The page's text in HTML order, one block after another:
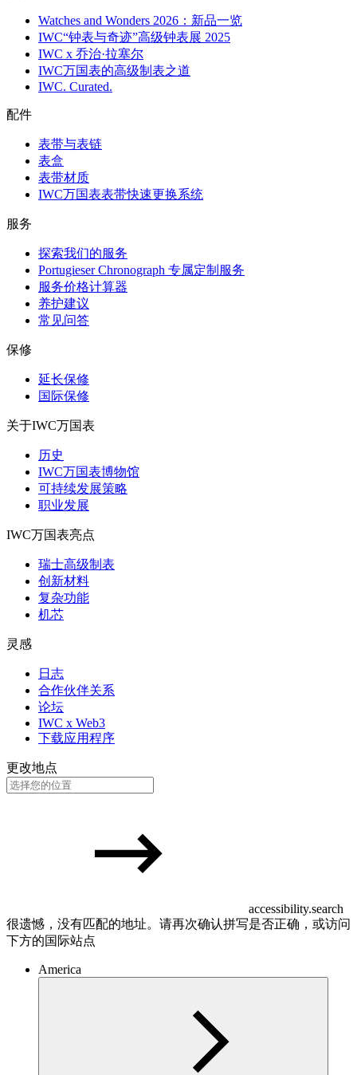
Watches and Wonders 2026：新品一览
IWC“钟表与奇迹”高级钟表展 2025
IWC x 乔治·拉塞尔
IWC万国表的高级制表之道
IWC. Curated.
配件
表带与表链
表盒
表带材质
IWC万国表表带快速更换系统
服务
探索我们的服务
Portugieser Chronograph 专属定制服务
服务价格计算器
养护建议
常见问答
保修
延长保修
国际保修
关于IWC万国表
历史
IWC万国表博物馆
可持续发展策略
职业发展
IWC万国表亮点
瑞士高级制表
创新材料
复杂功能
机芯
灵感
日志
合作伙伴关系
论坛
IWC x Web3
下载应用程序
更改地点
accessibility.search
很遗憾，没有匹配的地址。请再次确认拼写是否正确，或访问
下方的国际站点
America